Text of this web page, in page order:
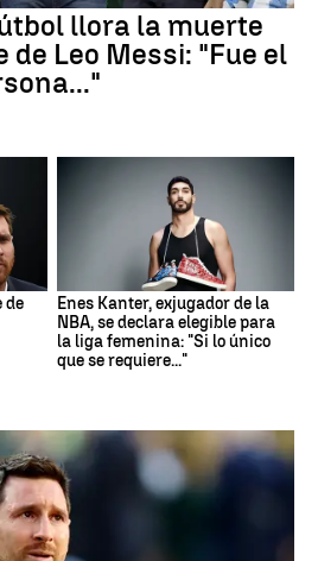
llora la muerte
de Leo Messi: "Fue el
de
Enes Kanter, exjugador de la
NBA, se declara elegible para
la liga femenina: "Si lo único
que se requiere..."